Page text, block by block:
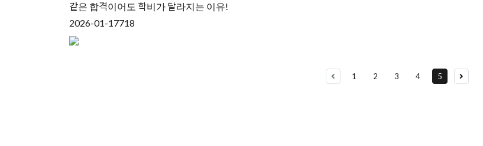
같은 합격이어도 학비가 달라지는 이유!
2026-01-17718
1 2 3 4 5